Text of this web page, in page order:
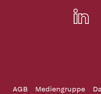
AGB Mediengruppe